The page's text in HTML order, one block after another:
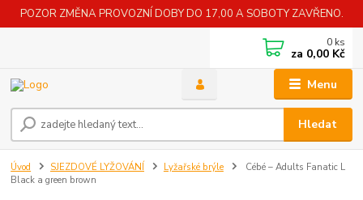
POZOR ZMĚNA PROVOZNÍ DOBY DO 17,00 A SOBOTY ZAVŘENO.
Menu
Hledat
0 ks
za 0,00 Kč
Úvod SJEZDOVÉ LYŽOVÁNÍ Lyžařské brýle
Cébé – Adults Fanatic L
Black a green brown